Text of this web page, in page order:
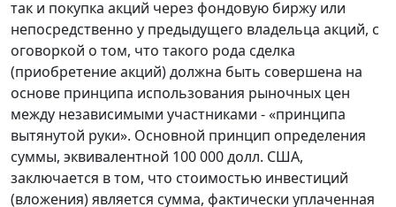
так и покупка акций через фондовую биржу или
непосредственно у предыдущего владельца акций, с
оговоркой о том, что такого рода сделка
(приобретение акций) должна быть совершена на
основе принципа использования рыночных цен
между независимыми участниками - «принципа
вытянутой руки». Основной принцип определения
суммы, эквивалентной 100 000 долл. США,
заключается в том, что стоимостью инвестиций
(вложения) является сумма, фактически уплаченная